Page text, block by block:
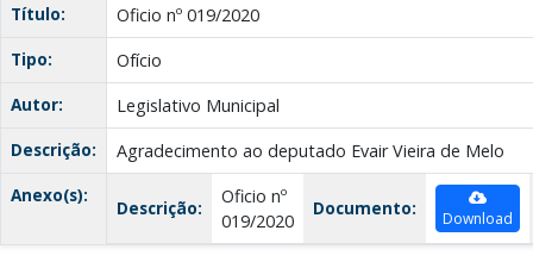
Título:
Oficio nº 019/2020
Tipo:
Ofício
Autor:
Legislativo Municipal
Descrição:
Agradecimento ao deputado Evair Vieira de Melo
Anexo(s):
Descrição:
Oficio nº
019/2020
Documento: Download